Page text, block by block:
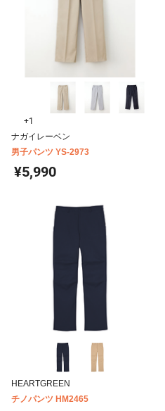
+1
ナガイレーベン
男子パンツ YS-2973
¥5,990
HEARTGREEN
チノパンツ HM2465